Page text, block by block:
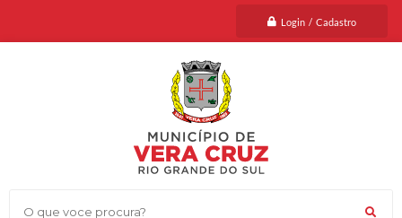
Login / Cadastro
O que voce procura?